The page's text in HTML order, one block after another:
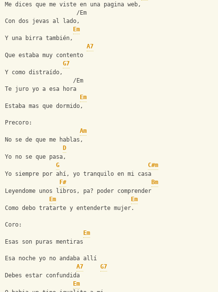
Me dices que me viste en una pagina web,
                     /Em
Con dos jevas al lado,
Em
Y una birra también,
A7
Que estaba muy contento
G7
Y como distraído,
                    /Em
Te juro yo a esa hora
Em
Estaba mas que dormido,
Precoro:
Am
No se de que me hablas,
D
Yo no se que pasa,
G
C#m
Yo siempre por ahí, yo tranquilo en mi casa
F#
Bm
Leyendome unos libros, pa? poder comprender
Em
Em
Como debo tratarte y entenderte mujer.
Coro:
Em
Esas son puras mentiras
Esa noche yo no andaba allí
A7
G7
Debes estar confundida
Em